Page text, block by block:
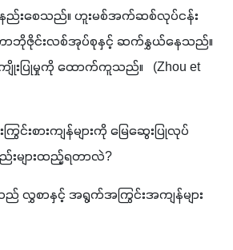
နည်းစေသည်။ ဟူးမစ်အက်ဆစ်လုပ်ငန်း
ကာဘိုဇိုင်းလစ်အုပ်စုနှင့် ဆက်နွှယ်နေသည်။
ပြုမှုကို ထောက်ကူသည်။   (Zhou et
ြွင်းစားကျန်များကို မြေဆွေးပြုလုပ်
းများထည့်ရတာလဲ?
လွှစာနှင့် အရွက်အကြွင်းအကျန်များ